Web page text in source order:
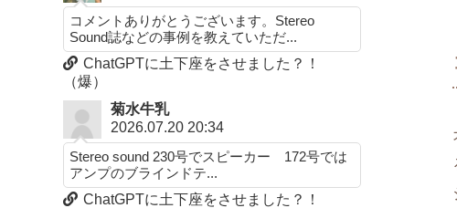
コメントありがとうございます。Stereo
Sound誌などの事例を教えていただ...
ChatGPTに土下座をさせました？！
（爆）
菊水牛乳
2026.07.20 20:34
Stereo sound 230号でスピーカー 172号では
アンプのブラインドテ...
ChatGPTに土下座をさせました？！